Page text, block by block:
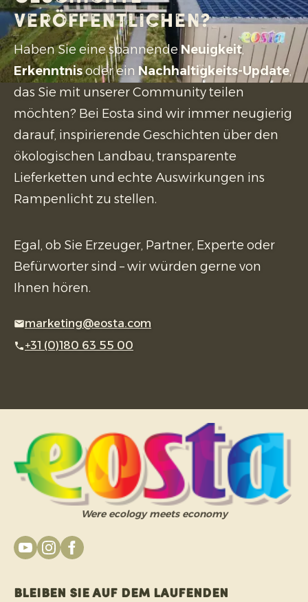
veröffentlichen?
Haben Sie eine spannendeNeuigkeit,
Erkenntnisoder ein Nachhaltigkeits-Update,
das Sie mit unserer Community teilen
möchten? Bei Eosta sind wir immer neugierig
darauf, inspirierende Geschichten über den
ökologischen Landbau, transparente
Lieferketten und echte Auswirkungen ins
Rampenlicht zu stellen.
Egal, ob Sie Erzeuger, Partner, Experte oder
Befürworter sind – wir würden gerne von
Ihnen hören.
marketing@eosta.com
+31 (0)180 63 55 00
Were ecology meets economy
Bleiben Sie auf dem Laufenden